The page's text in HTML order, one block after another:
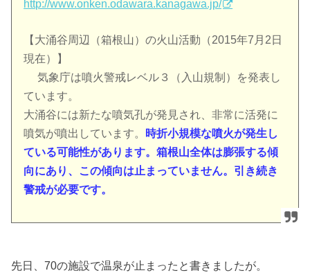
http://www.onken.odawara.kanagawa.jp/
【大涌谷周辺（箱根山）の火山活動（2015年7月2日
現在）】
気象庁は噴火警戒レベル３（入山規制）を発表し
ています。
大涌谷には新たな噴気孔が発見され、非常に活発に
噴気が噴出しています。
時折小規模な噴火が発生し
ている可能性があります。箱根山全体は膨張する傾
向にあり、この傾向は止まっていません。引き続き
警戒が必要です。
先日、70の施設で温泉が止まったと書きましたが。